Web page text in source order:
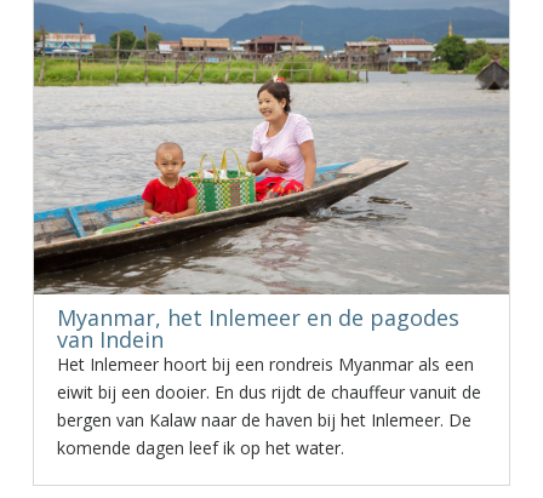
Myanmar, het Inlemeer en de pagodes
van Indein
Het Inlemeer hoort bij een rondreis Myanmar als een
eiwit bij een dooier. En dus rijdt de chauffeur vanuit de
bergen van Kalaw naar de haven bij het Inlemeer. De
komende dagen leef ik op het water.